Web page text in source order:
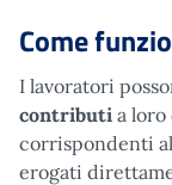
Come
I lavoratori
contributi a
corrispondenti
erogati